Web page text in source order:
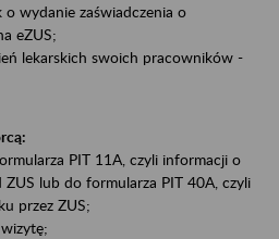
wydanie zaświadczenia o
eZUS;
lekarskich swoich pracowników -
PIT 11A, czyli informacji o
lub do formularza PIT 40A, czyli
przez ZUS;